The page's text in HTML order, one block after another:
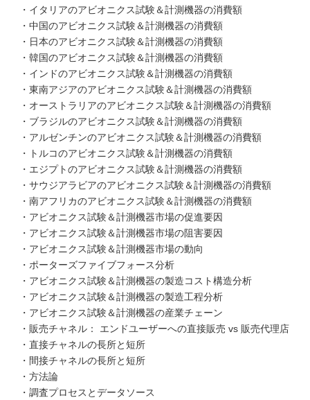
・イタリアのアビオニクス試験＆計測機器の消費額
・中国のアビオニクス試験＆計測機器の消費額
・日本のアビオニクス試験＆計測機器の消費額
・韓国のアビオニクス試験＆計測機器の消費額
・インドのアビオニクス試験＆計測機器の消費額
・東南アジアのアビオニクス試験＆計測機器の消費額
・オーストラリアのアビオニクス試験＆計測機器の消費額
・ブラジルのアビオニクス試験＆計測機器の消費額
・アルゼンチンのアビオニクス試験＆計測機器の消費額
・トルコのアビオニクス試験＆計測機器の消費額
・エジプトのアビオニクス試験＆計測機器の消費額
・サウジアラビアのアビオニクス試験＆計測機器の消費額
・南アフリカのアビオニクス試験＆計測機器の消費額
・アビオニクス試験＆計測機器市場の促進要因
・アビオニクス試験＆計測機器市場の阻害要因
・アビオニクス試験＆計測機器市場の動向
・ポーターズファイブフォース分析
・アビオニクス試験＆計測機器の製造コスト構造分析
・アビオニクス試験＆計測機器の製造工程分析
・アビオニクス試験＆計測機器の産業チェーン
・販売チャネル： エンドユーザーへの直接販売 vs 販売代理店
・直接チャネルの長所と短所
・間接チャネルの長所と短所
・方法論
・調査プロセスとデータソース